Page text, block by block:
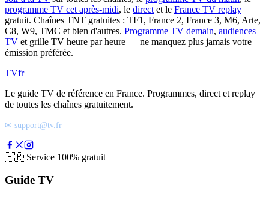
programme TV cet après-midi, le direct et le France TV replay
gratuit. Chaînes TNT gratuites : TF1, France 2, France 3, M6, Arte,
C8, W9, TMC et bien d'autres. Programme TV demain, audiences
TV et grille TV heure par heure — ne manquez plus jamais votre
émission préférée.
TVfr
Le guide TV de référence en France. Programmes, direct et replay
de toutes les chaînes gratuitement.
✉ support@tv.fr
🇫🇷 Service 100% gratuit
Guide TV